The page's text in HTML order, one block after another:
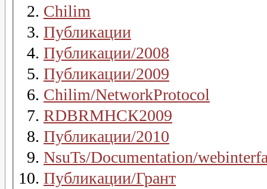
Chilim
Публикации
Публикации/2008
Публикации/2009
Chilim/NetworkProtocol
RDBRМНСК2009
Публикации/2010
NsuTs/Documentation/
Публикации/Грант